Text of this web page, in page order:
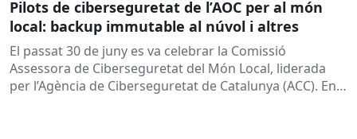
Pilots de ciberseguretat de l’AOC per al món
local: backup immutable al núvol i altres
El passat 30 de juny es va celebrar la Comissió
Assessora de Ciberseguretat del Món Local, liderada
per l’Agència de Ciberseguretat de Catalunya (ACC). En